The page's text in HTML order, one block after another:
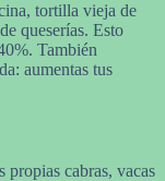
tortilla vieja de
queserías. Esto
También
aumentas tus
propias cabras, vacas